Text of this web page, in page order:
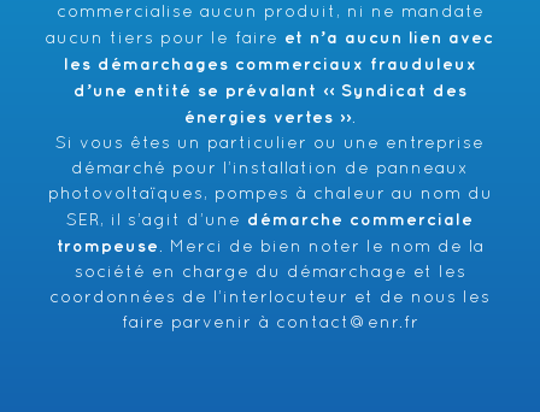
commercialise aucun produit, ni ne mandate
aucun tiers pour le faire et n’a aucun lien avec
les démarchages commerciaux frauduleux
d’une entité se prévalant ‹‹ Syndicat des
énergies vertes ››.
Si vous êtes un particulier ou une entreprise
démarché pour l’installation de panneaux
photovoltaïques, pompes à chaleur au nom du
SER, il s’agit d’une démarche commerciale
trompeuse . Merci de bien noter le nom de la
société en charge du démarchage et les
coordonnées de l’interlocuteur et de nous les
faire parvenir à
contact@enr.fr